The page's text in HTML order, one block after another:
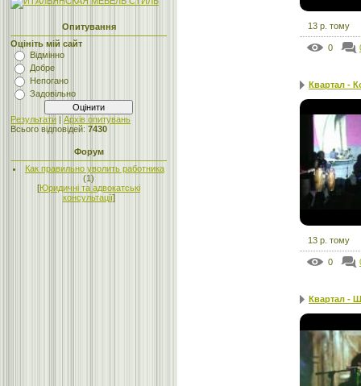
Опитування
Оцініть мій сайт
Відмінно
Добре
Непогано
Задовільно
Результати | Архів опитувань
Всього відповідей: 7430
Форум
Как правильно уволить работника
(1)
[Юридичні та адвокатські
консультації]
13 р. тому
0
Квартал -
13 р. тому
0
Квартал -